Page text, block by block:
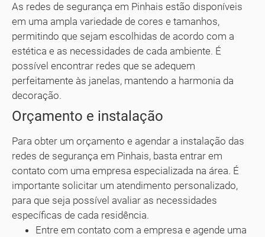
As redes de segurança em Pinhais estão disponíveis
em uma ampla variedade de cores e tamanhos,
permitindo que sejam escolhidas de acordo com a
estética e as necessidades de cada ambiente. É
possível encontrar redes que se adequem
perfeitamente às janelas, mantendo a harmonia da
decoração.
Orçamento e instalação
Para obter um orçamento e agendar a instalação das
redes de segurança em Pinhais, basta entrar em
contato com uma empresa especializada na área. É
importante solicitar um atendimento personalizado,
para que seja possível avaliar as necessidades
específicas de cada residência.
Entre em contato com a empresa e agende uma